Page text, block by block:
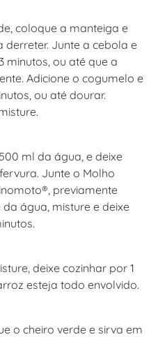
coloque a manteiga e
Junte a cebola e
minutos, ou até que a
Adicione o cogumelo e
ou até dourar.
ml da água, e deixe
Junte o Molho
previamente
água, misture e deixe
deixe cozinhar por 1
esteja todo envolvido.
o cheiro verde e sirva em